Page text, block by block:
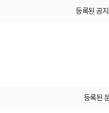
등록된 공
등록된